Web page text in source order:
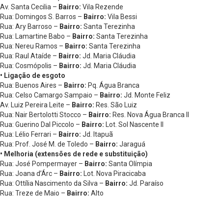
Av. Santa Cecilia – Bairro: Vila Rezende
Rua: Domingos S. Barros – Bairro: Vila Bessi
Rua: Ary Barroso – Bairro: Santa Terezinha
Rua: Lamartine Babo – Bairro: Santa Terezinha
Rua: Nereu Ramos – Bairro: Santa Terezinha
Rua: Raul Ataíde – Bairro: Jd. Maria Cláudia
Rua: Cosmópolis – Bairro: Jd. Maria Cláudia
• Ligação de esgoto
Rua: Buenos Aires – Bairro: Pq. Água Branca
Rua: Celso Camargo Sampaio – Bairro: Jd. Monte Feliz
Av. Luiz Pereira Leite – Bairro: Res. São Luiz
Rua: Nair Bertolotti Stocco – Bairro: Res. Nova Água Branca II
Rua: Guerino Dal Piccolo – Bairro: Lot. Sol Nascente II
Rua: Lélio Ferrari – Bairro: Jd. Itapuã
Rua: Prof. José M. de Toledo – Bairro: Jaraguá
• Melhoria (extensões de rede e substituição)
Rua: José Pompermayer – Bairro: Santa Olímpia
Rua: Joana d’Árc – Bairro: Lot. Nova Piracicaba
Rua: Ottília Nascimento da Silva – Bairro: Jd. Paraíso
Rua: Treze de Maio – Bairro: Alto